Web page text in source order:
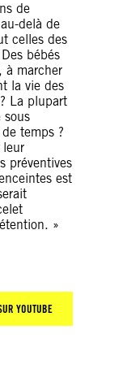
de
delà de
celles des
bébés
à marcher
la vie des
La plupart
sous
temps ?
leur
préventives
est
»
YOUTUBE